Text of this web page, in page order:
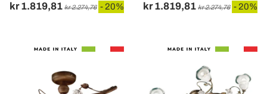
kr 1.819,81 kr 2.274,76 - 20% kr 1.819,81 kr 2.274,76 - 20%